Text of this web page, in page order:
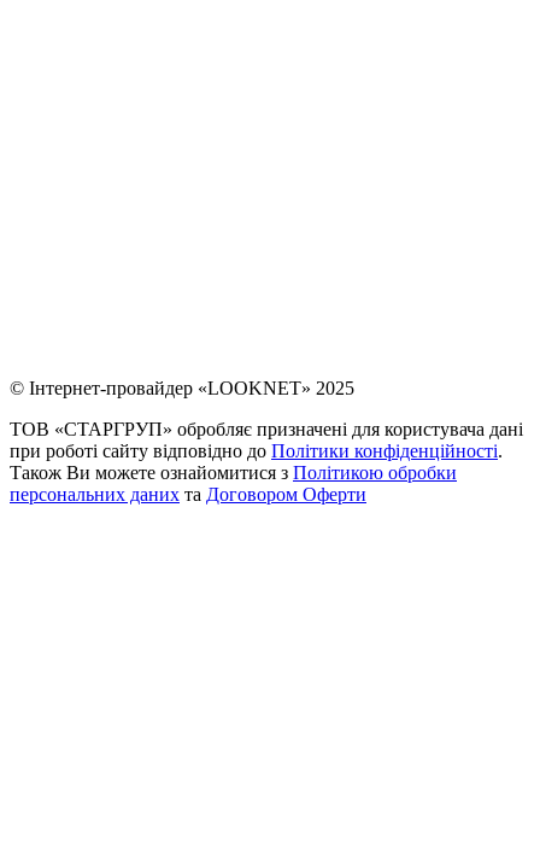
© Інтернет-провайдер «LOOKNET» 2025
ТОВ «СТАРГРУП» обробляє призначені для користувача дані
при роботі сайту відповідно до Політики конфіденційності.
Також Ви можете ознайомитися з Політикою обробки
персональних даних та Договором Оферти